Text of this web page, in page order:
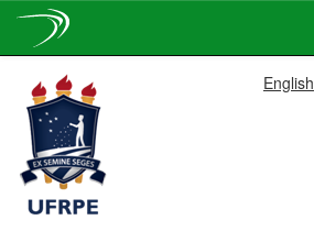
navigation
English